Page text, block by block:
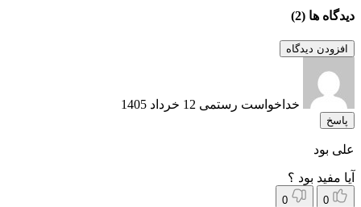
ها (2)
دیدگاه
خداخواست رستمی 12 خرداد 1405
بود
مفید بود ؟
0
0